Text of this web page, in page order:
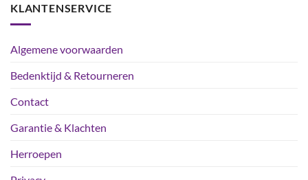
KLANTENSERVICE
Algemene voorwaarden
Bedenktijd & Retourneren
Contact
Garantie & Klachten
Herroepen